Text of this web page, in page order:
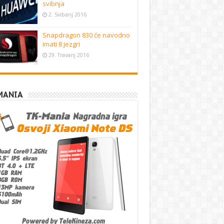
svibnja
2. Svibanj 2016
Snapdragon 830 će navodno
imati 8 jezgri
29. Travanj 2016